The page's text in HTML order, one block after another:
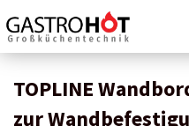
TOPLINE
zur